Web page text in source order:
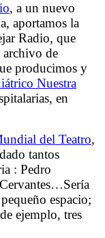
, a un nuevo
aportamos la
Radio, que
archivo de
producimos y
Nuestra
en
del Teatro,
tantos
: Pedro
espacio;
ejemplo, tres